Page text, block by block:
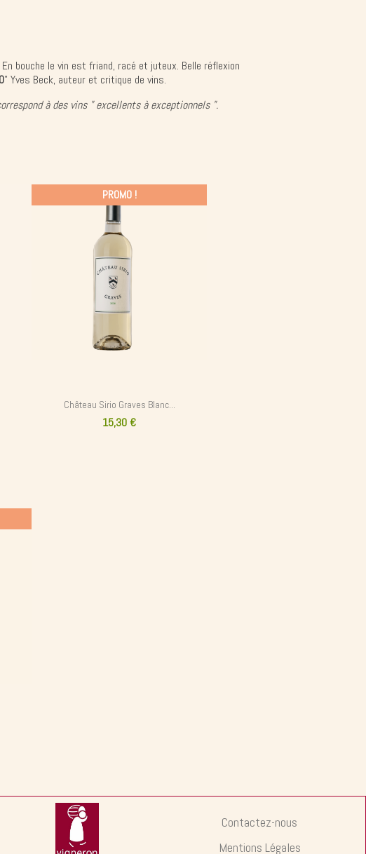
bouche le vin est friand, racé et juteux. Belle réflexion
" Yves Beck, auteur et critique de vins.
à des vins " excellents à exceptionnels ".
Château Sirio Graves Blanc...
15,30 €
PROMO !
Contactez-nous
Mentions Légales